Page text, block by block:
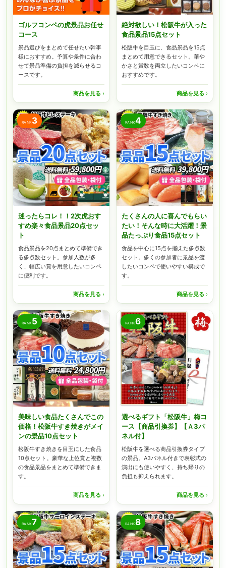
ゴルフコンペの虎景品お任せ
コース
景品選びをまとめて任せたい幹事
様におすすめ。予算や条件に合わ
せて景品準備の負担を減らせるコ
ースです。
商品を見る ›
絶対欲しい！松阪牛が入った
食品景品15点セット
松阪牛を目玉に、食品景品を15点
まとめて用意できるセット。華や
かさと賞数を両立したいコンペに
おすすめです。
商品を見る ›
RANK 3
迷ったらコレ！！2次虎おす
すめ楽々食品景品20点セッ
ト
食品景品を20点まとめて準備でき
る多点数セット。参加人数が多
く、幅広い賞を用意したいコンペ
に便利です。
商品を見る ›
RANK4
たくさんの人に喜んでもらい
たい！そんな時に大活躍！景
品たっぷり食品15点セット
食品を中心に15点を揃えた多点数
セット。多くの参加者に景品を渡
したいコンペで使いやすい構成で
す。
商品を見る ›
RANK 5
美味しい食品たくさんでこの
価格！松阪牛すき焼きがメイ
ンの景品10点セット
松阪牛すき焼きを目玉にした食品
10点セット。豪華な上位賞と複数
の食品景品をまとめて準備できま
す。
商品を見る ›
RANK6
選べるギフト「松阪牛」梅コ
ース【商品引換券】【Ａ3パ
ネル付】
松阪牛を選べる商品引換券タイプ
の景品。A3パネル付きで表彰式の
演出にも使いやすく、持ち帰りの
負担も抑えられます。
商品を見る ›
RANK7 RANK8